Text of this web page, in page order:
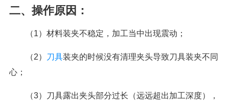
二、操作原因：
（1）材料装夹不稳定，加工当中出现震动；
（2） 刀具装夹的时候没有清理夹头导致刀具装夹不同
心；
（3）刀具露出夹头部分过长（远远超出加工深度），